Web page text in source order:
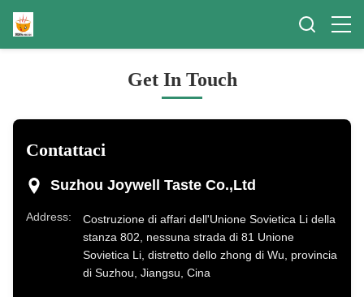
Get In Touch
Contattaci
Suzhou Joywell Taste Co.,Ltd
Address:
Costruzione di affari dell'Unione Sovietica Li della
stanza 802, nessuna strada di 81 Unione
Sovietica Li, distretto dello zhong di Wu, provincia
di Suzhou, Jiangsu, Cina